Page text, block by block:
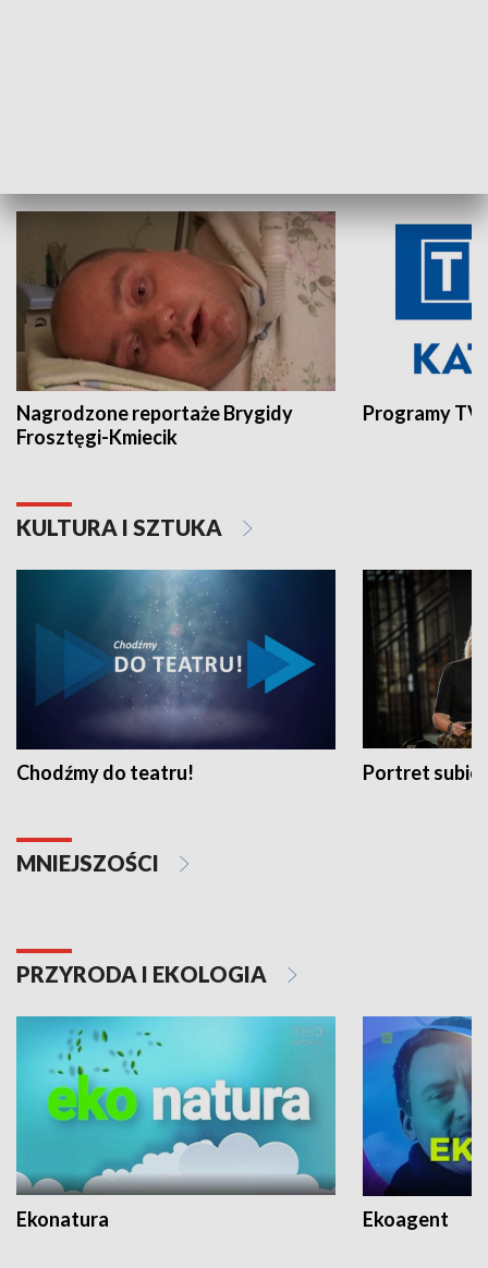
Nagrodzone reportaże Brygidy
Frosztęgi-Kmiecik
Programy
KULTURA I SZTUKA
Chodźmy do teatru! Portret
MNIEJSZOŚCI
PRZYRODA I EKOLOGIA
Ekonatura Ekoagent